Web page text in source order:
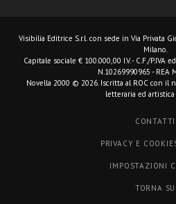
Visibilia Editrice S.r.l. con sede in Via Privata
Milano.
Capitale sociale € 100.000,00 I.V. - C.F./P.IVA
N.10269990965 - REA
Novella 2000 © 2026. Iscritta al ROC con il
letteraria ed artistica
CONTATTI
PRIVACY E
IMPOSTAZIONI
TORNA SU